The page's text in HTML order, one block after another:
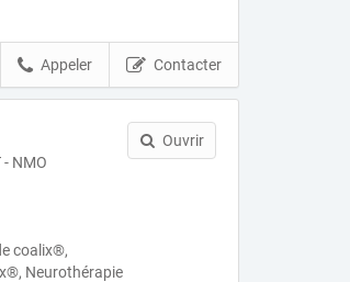
Contacter
Appeler
NMO
coalix®,
Neurothérapie
Ouvrir